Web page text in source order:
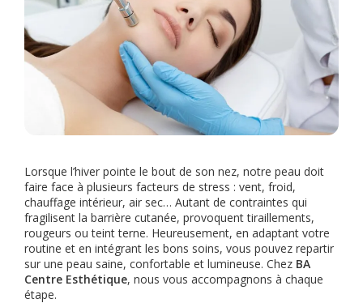
Lorsque l’hiver pointe le bout de son nez, notre peau doit
faire face à plusieurs facteurs de stress : vent, froid,
chauffage intérieur, air sec… Autant de contraintes qui
fragilisent la barrière cutanée, provoquent tiraillements,
rougeurs ou teint terne. Heureusement, en adaptant votre
routine et en intégrant les bons soins, vous pouvez repartir
sur une peau saine, confortable et lumineuse. Chez BA
Centre Esthétique, nous vous accompagnons à chaque
étape.